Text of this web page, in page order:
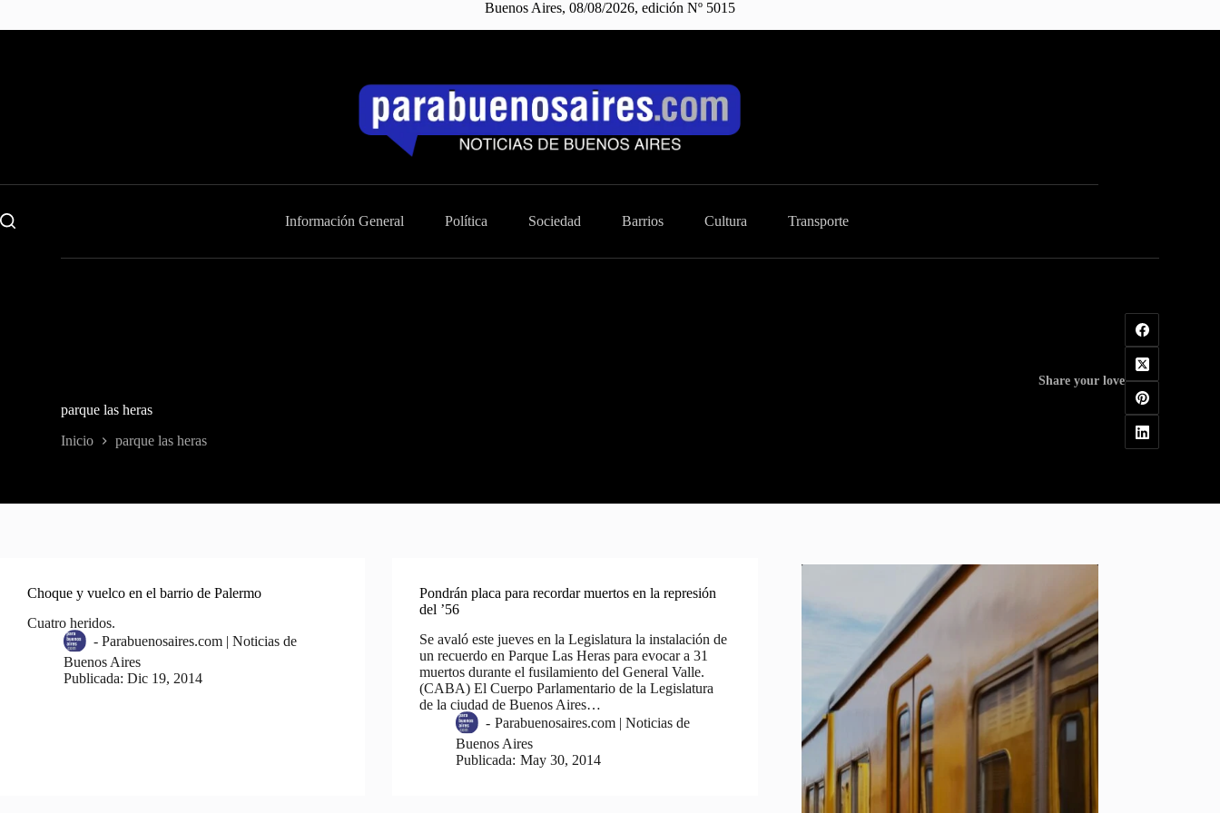
Buenos Aires, 08/08/2026, edición Nº 5015
Información General Política Sociedad Barrios Cultura Transporte
parque las heras
Inicio parque las heras
Share your love
Choque y vuelco en el barrio de Palermo
Cuatro heridos.
- Parabuenosaires.com | Noticias de
Buenos Aires
Publicada: Dic 19, 2014
Pondrán placa para recordar muertos en la represión
del ’56
Se avaló este jueves en la Legislatura la instalación de
un recuerdo en Parque Las Heras para evocar a 31
muertos durante el fusilamiento del General Valle.
(CABA) El Cuerpo Parlamentario de la Legislatura
de la ciudad de Buenos Aires…
- Parabuenosaires.com | Noticias de
Buenos Aires
Publicada: May 30, 2014